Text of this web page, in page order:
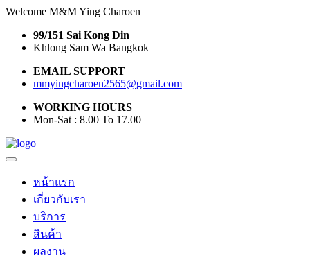
Welcome M&M Ying Charoen
99/151 Sai Kong Din
Khlong Sam Wa Bangkok
EMAIL SUPPORT
mmyingcharoen2565@gmail.com
WORKING HOURS
Mon-Sat : 8.00 To 17.00
หน้าแรก
เกี่ยวกับเรา
บริการ
สินค้า
ผลงาน